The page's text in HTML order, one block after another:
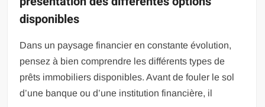
disponibles
Dans un paysage financier en constante évolution,
pensez à bien comprendre les différents types de
prêts immobiliers disponibles. Avant de fouler le sol
d’une banque ou d’une institution financière, il